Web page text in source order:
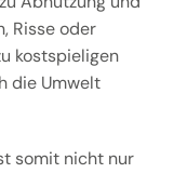
Risse oder
kostspieligen
die Umwelt
somit nicht nur